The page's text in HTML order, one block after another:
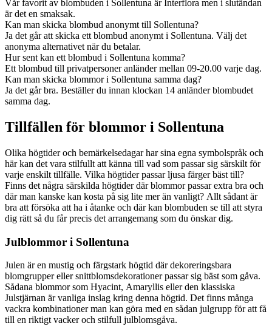
Vår favorit av blombuden i Sollentuna är Interflora men i slutändan
är det en smaksak.
Kan man skicka blombud anonymt till Sollentuna?
Ja det går att skicka ett blombud anonymt i Sollentuna. Välj det
anonyma alternativet när du betalar.
Hur sent kan ett blombud i Sollentuna komma?
Ett blombud till privatpersoner anländer mellan 09-20.00 varje dag.
Kan man skicka blommor i Sollentuna samma dag?
Ja det går bra. Beställer du innan klockan 14 anländer blombudet
samma dag.
Tillfällen för blommor i Sollentuna
Olika högtider och bemärkelsedagar har sina egna symbolspråk och
här kan det vara stilfullt att känna till vad som passar sig särskilt för
varje enskilt tillfälle. Vilka högtider passar ljusa färger bäst till?
Finns det några särskilda högtider där blommor passar extra bra och
där man kanske kan kosta på sig lite mer än vanligt? Allt sådant är
bra att försöka att ha i åtanke och där kan blombuden se till att styra
dig rätt så du får precis det arrangemang som du önskar dig.
Julblommor i Sollentuna
Julen är en mustig och färgstark högtid där dekoreringsbara
blomgrupper eller snittblomsdekorationer passar sig bäst som gåva.
Sådana blommor som Hyacint, Amaryllis eller den klassiska
Julstjärnan är vanliga inslag kring denna högtid. Det finns många
vackra kombinationer man kan göra med en sådan julgrupp för att få
till en riktigt vacker och stilfull julblomsgåva.